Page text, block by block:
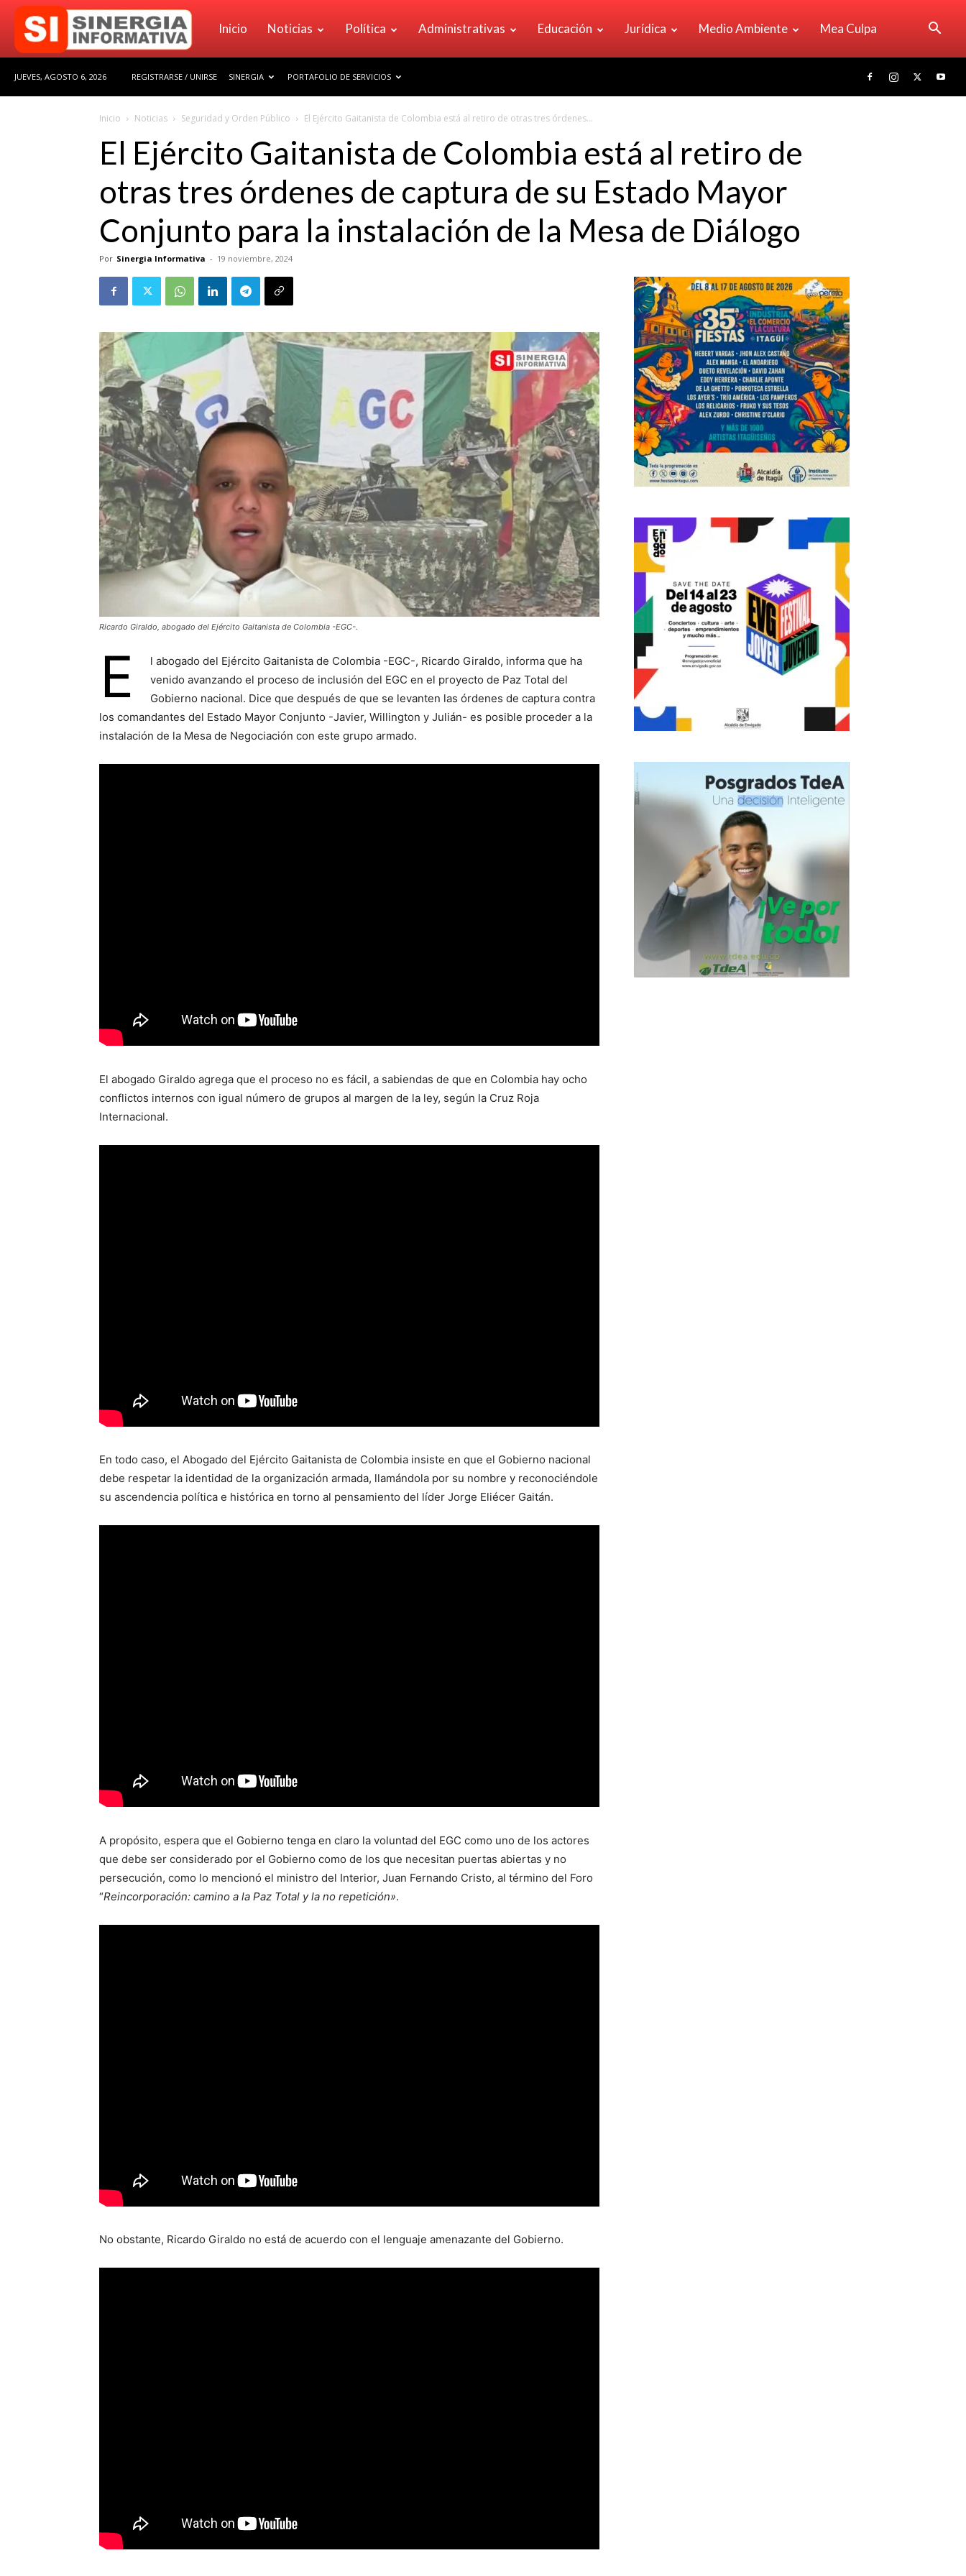
Sinergia
Inicio Noticias Política Administrativas Educación Jurídica Medio Ambiente Mea Culpa
JUEVES, AGOSTO 6, 2026 REGISTRARSE / UNIRSE SINERGIA PORTAFOLIO DE SERVICIOS
Inicio Noticias Seguridad y Orden Público El Ejército Gaitanista de Colombia está al retiro de otras tres órdenes...
El Ejército Gaitanista de Colombia está al retiro de
otras tres órdenes de captura de su Estado Mayor
Conjunto para la instalación de la Mesa de Diálogo
Por Sinergia Informativa - 19 noviembre, 2024
Ricardo Giraldo, abogado del Ejército Gaitanista de Colombia -EGC-.
E
l abogado del Ejército Gaitanista de Colombia -EGC-, Ricardo Giraldo, informa que ha
venido avanzando el proceso de inclusión del EGC en el proyecto de Paz Total del
Gobierno nacional. Dice que después de que se levanten las órdenes de captura contra
los comandantes del Estado Mayor Conjunto -Javier, Willington y Julián- es posible proceder a la
instalación de la Mesa de Negociación con este grupo armado.
El abogado Giraldo agrega que el proceso no es fácil, a sabiendas de que en Colombia hay ocho
conflictos internos con igual número de grupos al margen de la ley, según la Cruz Roja
Internacional.
En todo caso, el Abogado del Ejército Gaitanista de Colombia insiste en que el Gobierno nacional
debe respetar la identidad de la organización armada, llamándola por su nombre y reconociéndole
su ascendencia política e histórica en torno al pensamiento del líder Jorge Eliécer Gaitán.
A propósito, espera que el Gobierno tenga en claro la voluntad del EGC como uno de los actores
que debe ser considerado por el Gobierno como de los que necesitan puertas abiertas y no
persecución, como lo mencionó el ministro del Interior, Juan Fernando Cristo, al término del Foro
“Reincorporación: camino a la Paz Total y la no repetición».
No obstante, Ricardo Giraldo no está de acuerdo con el lenguaje amenazante del Gobierno.